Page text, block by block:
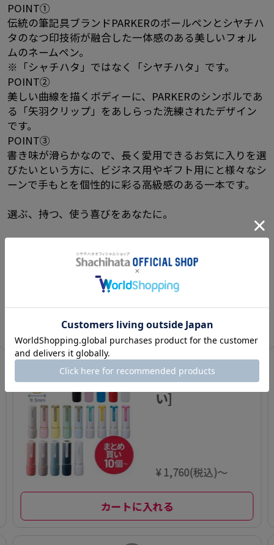
POINT①
伝統の筆記具ブランドPARKERのボールペンとシヤチハ
タのなつ印技術が融合した一体感のある美しいフォル
ムのネームペン。
※「シャチハタ」ではなく「シヤチハタ」です。
POINT②
美しい曲線を描くボディーに、PARKERのシンボルであ
る「矢羽クリップ」をあしらった洗練されたデザイン
です。
POINT③
書き味が滑らかなので、長く愛用できるお気に入りを選
びたいという方に、ビジネス用やギフト用にと様々なシ
ーンで手もとを個性的に彩る高級感のある一本です。
選ぶ、持つ、使う喜びをあなたに。
ムがセットになった価格です。
まとめ買いサービスのランキング
週別
1
ネーム9[まとめ買
い]
¥ 1,760(税込)～
カートに入れる